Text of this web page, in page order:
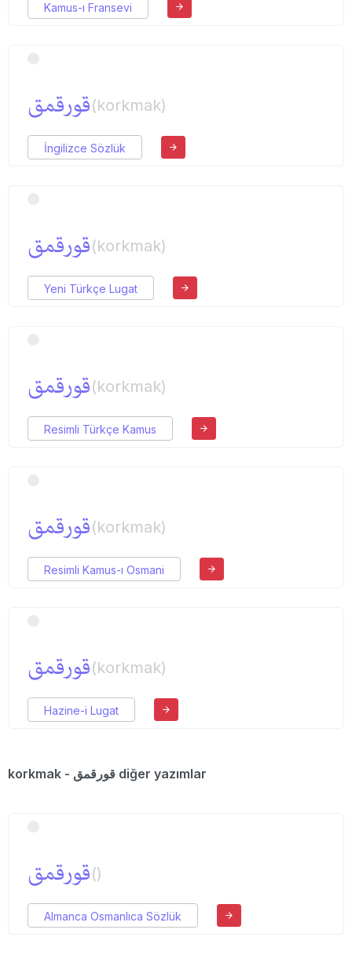
Kamus-ı Fransevi
قورقمق(korkmak)
İngilizce Sözlük
قورقمق(korkmak)
Yeni Türkçe Lugat
قورقمق(korkmak)
Resimli Türkçe Kamus
قورقمق(korkmak)
Resimli Kamus-ı Osmani
قورقمق(korkmak)
Hazine-i Lugat
korkmak - قورقمق diğer yazımlar
قورقمق()
Almanca Osmanlıca Sözlük